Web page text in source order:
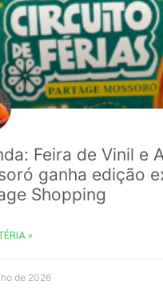
Feira de Vinil e
ganha edição
Shopping
»
de 2026